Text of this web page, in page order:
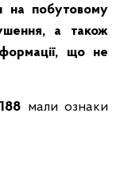
на побутовому
а також
що не
188 мали ознаки